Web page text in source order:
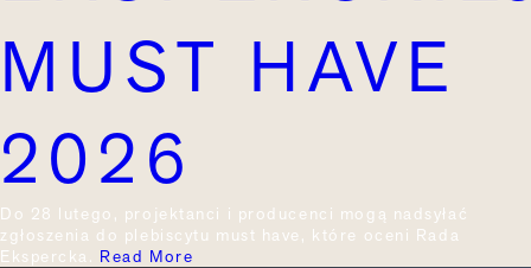
MUST HAVE
2026
Do 28 lutego, projektanci i producenci mogą nadsyłać
zgłoszenia do plebiscytu must have, które oceni Rada
Ekspercka. Read More